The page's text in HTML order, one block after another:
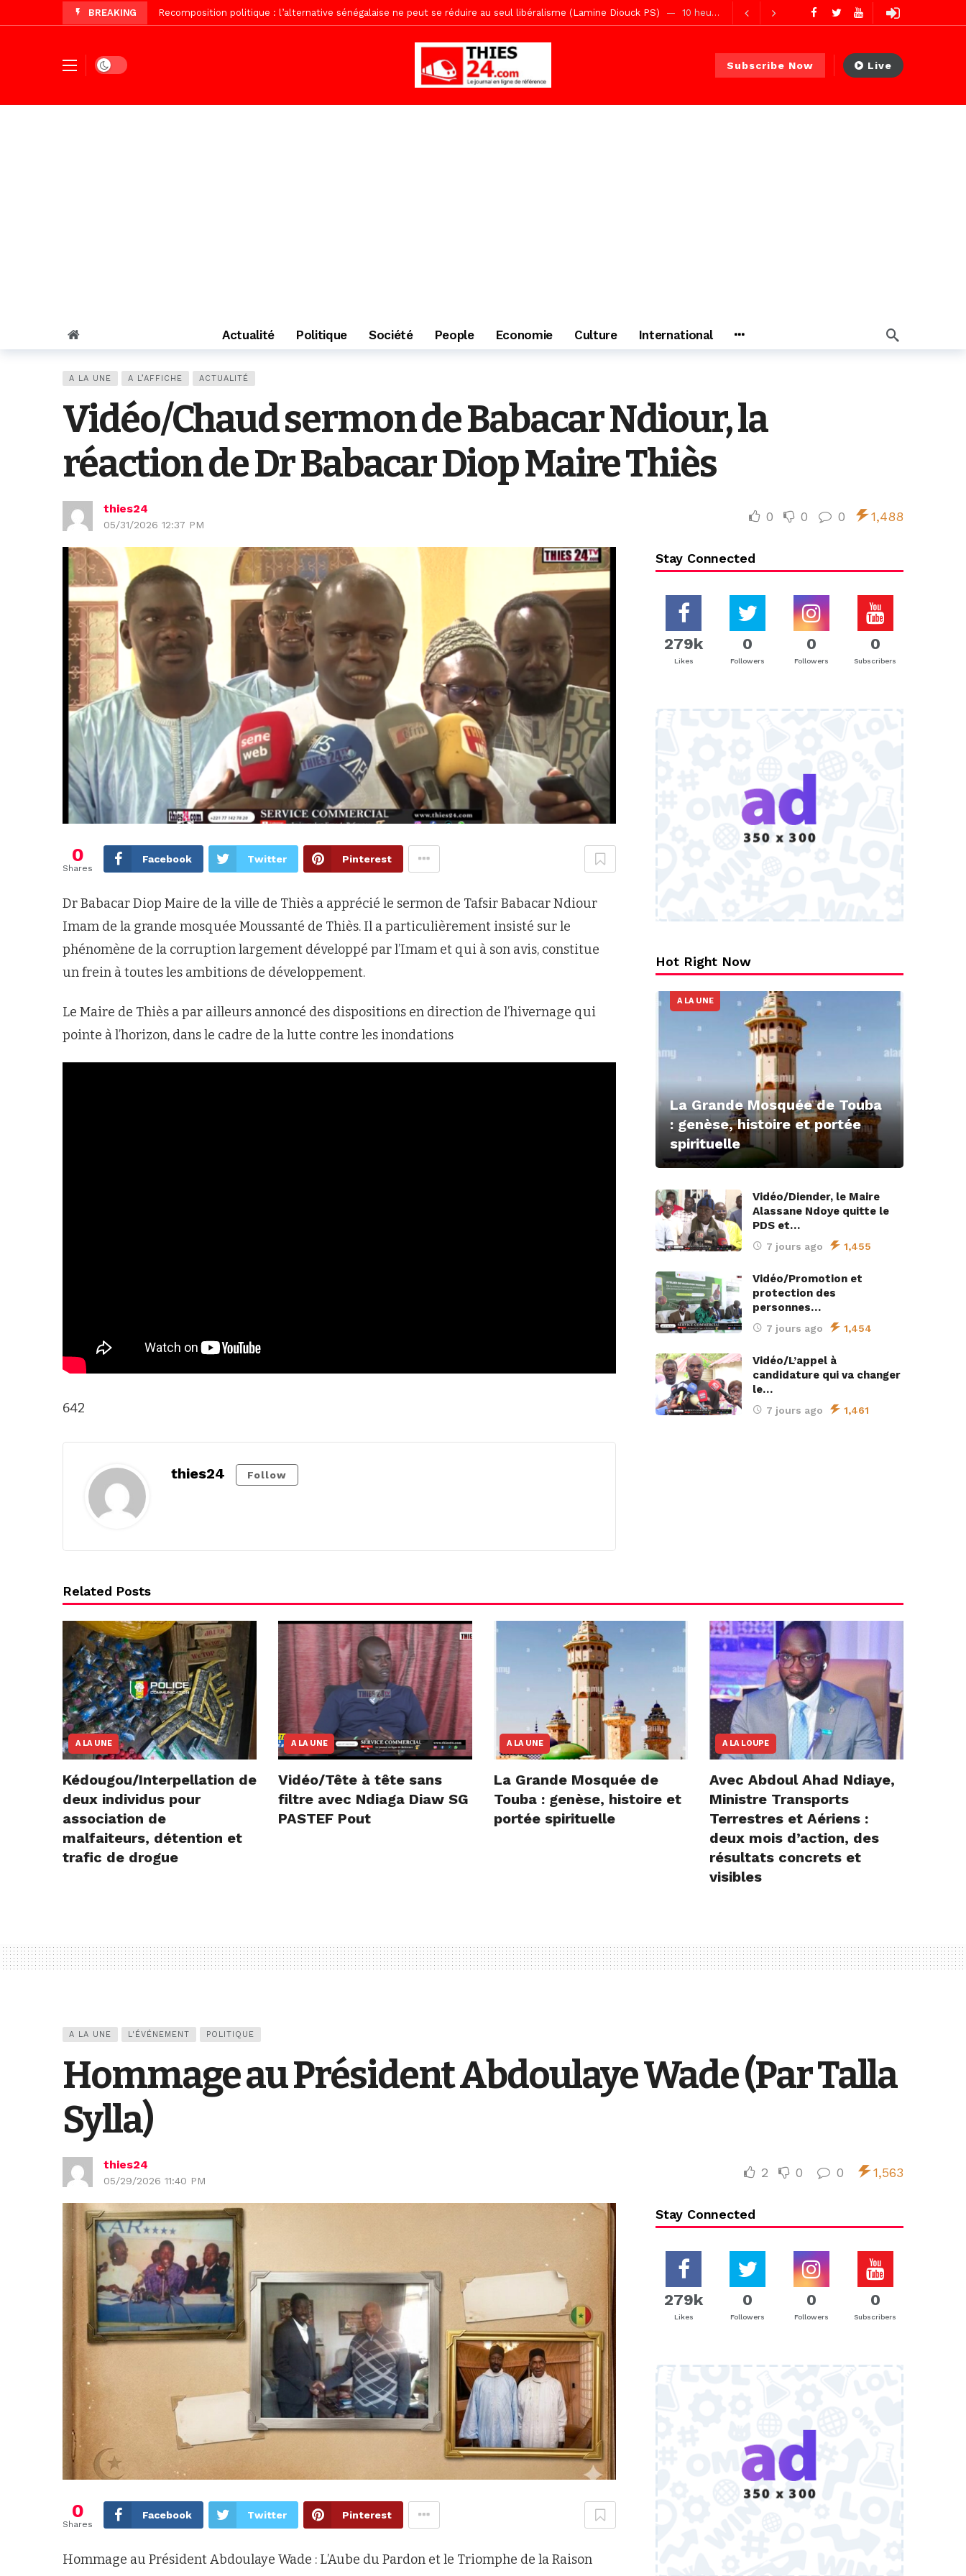
BREAKING Vidéo/ Gamou de Keur Mame El Hadji, l’appel du Khalif Général 11 heures ago
Vidéo/ Revue de presse du 5 Août 2026 avec Mouhamadou Boiro 1 jour ago
Vidéo/ Contre la violence numérique, 100 adolescents outillés dans le Boot Camp JAVA de Mboro
Un commissariat d’arrondissement de police inauguré à Touba 2 jours ago
Dark mode Subscribe Now Live
Actualité Politique Société People Economie Culture International
A LA UNE A L’AFFICHE ACTUALITÉ
Vidéo/Chaud sermon de Babacar Ndiour, la
réaction de Dr Babacar Diop Maire Thiès
thies24
05/31/2026 12:37 PM
0 0 0 1,488
0
Shares
Facebook Twitter Pinterest
Dr Babacar Diop Maire de la ville de Thiès a apprécié le sermon de Tafsir Babacar Ndiour
Imam de la grande mosquée Moussanté de Thiès. Il a particulièrement insisté sur le
phénomène de la corruption largement développé par l’Imam et qui à son avis, constitue
un frein à toutes les ambitions de développement.
Le Maire de Thiès a par ailleurs annoncé des dispositions en direction de l’hivernage qui
pointe à l’horizon, dans le cadre de la lutte contre les inondations
642
thies24 Follow
Stay Connected
279k
Likes
0
Followers
0
Followers
0
Subscribers
Hot Right Now
A LA UNE
La Grande Mosquée de Touba
: genèse, histoire et portée
spirituelle
Vidéo/Diender, le Maire
Alassane Ndoye quitte le
PDS et…
7 jours ago 1,455
Vidéo/Promotion et
protection des
personnes…
7 jours ago 1,454
Vidéo/L’appel à
candidature qui va changer
le…
7 jours ago 1,461
Related Posts
A LA UNE
Kédougou/Interpellation de
deux individus pour
association de
malfaiteurs, détention et
trafic de drogue
A LA UNE
Vidéo/Tête à tête sans
filtre avec Ndiaga Diaw SG
PASTEF Pout
A LA UNE
La Grande Mosquée de
Touba : genèse, histoire et
portée spirituelle
A LA LOUPE
Avec Abdoul Ahad Ndiaye,
Ministre Transports
Terrestres et Aériens :
deux mois d’action, des
résultats concrets et
visibles
A LA UNE L'ÉVÉNEMENT POLITIQUE
Hommage au Président Abdoulaye Wade (Par Talla
Sylla)
thies24
05/29/2026 11:40 PM
2 0 0 1,563
0
Shares
Facebook Twitter Pinterest
Hommage au Président Abdoulaye Wade : L’Aube du Pardon et le Triomphe de la Raison
Stay Connected
279k
Likes
0
Followers
0
Followers
0
Subscribers